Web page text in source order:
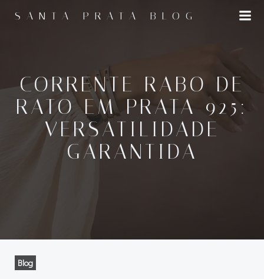
para
SANTA PRATA BLOG
CORRENTE RABO DE
RATO EM PRATA 925:
VERSATILIDADE
GARANTIDA
Blog